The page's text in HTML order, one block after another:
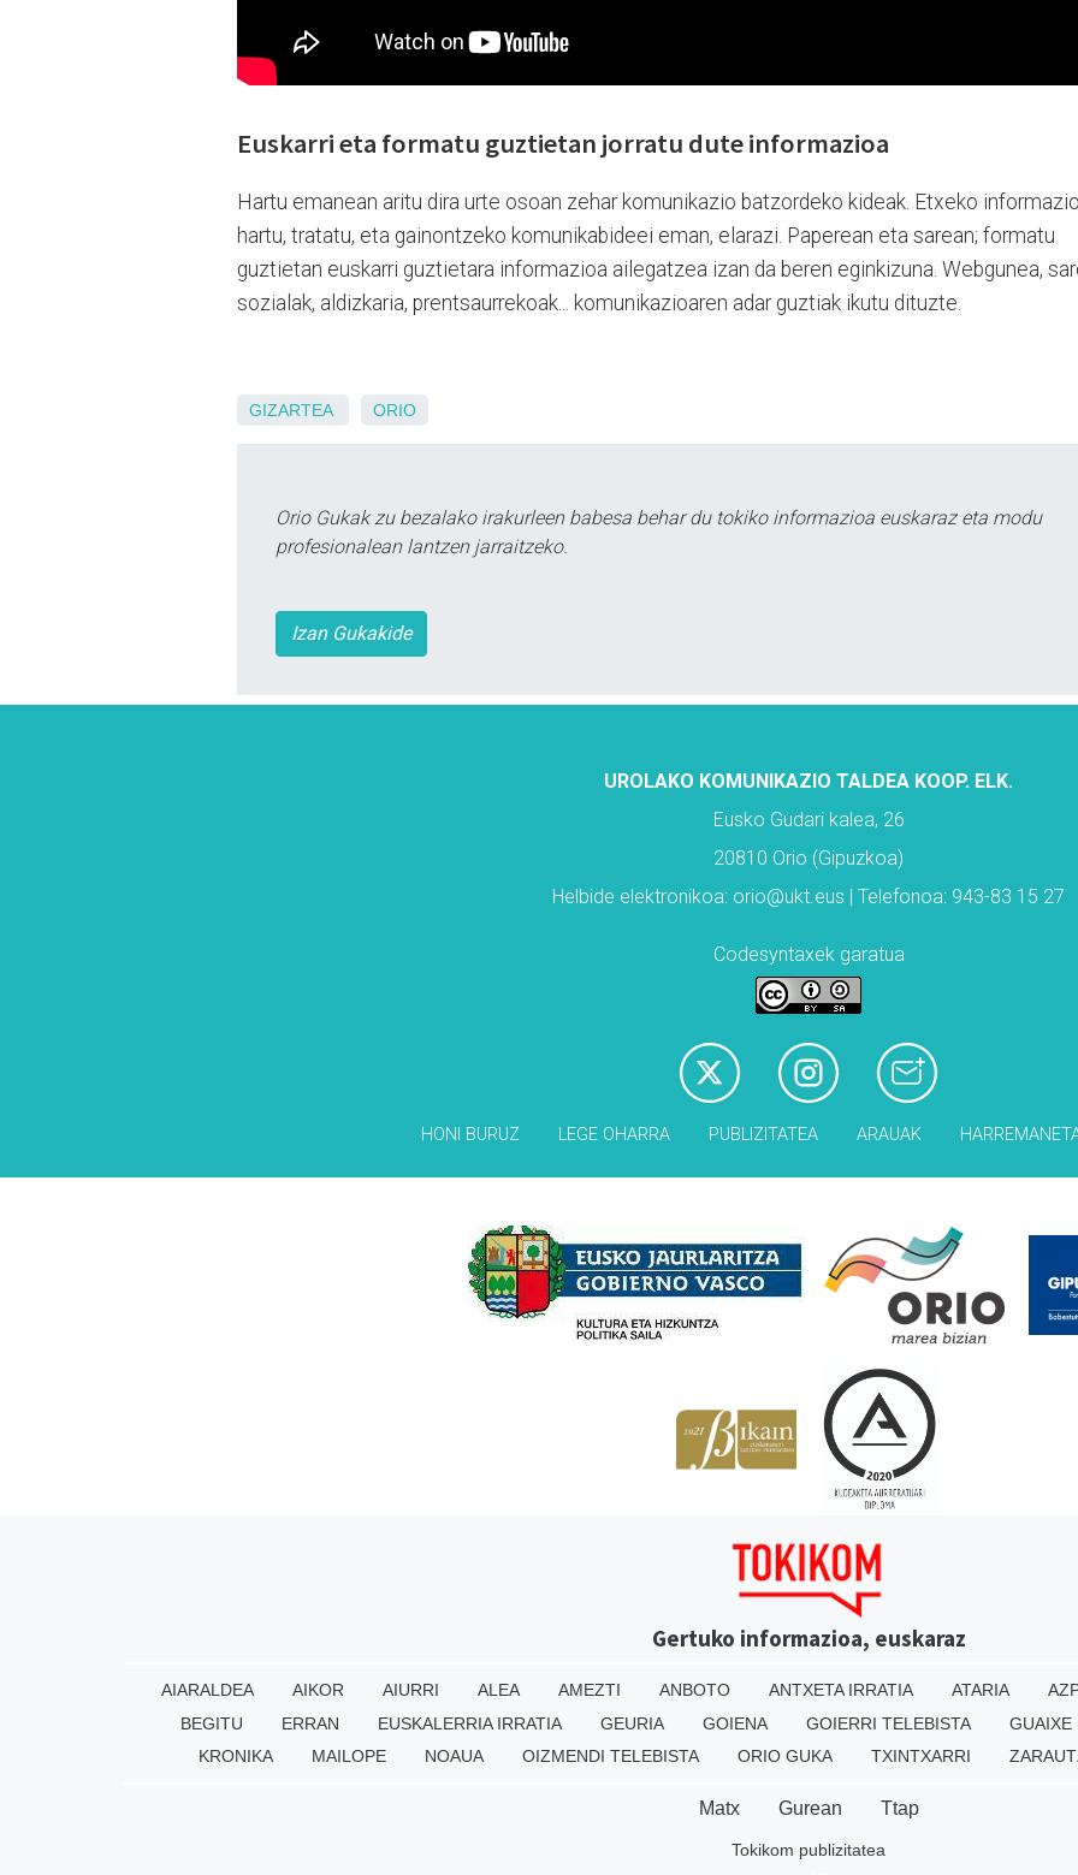
Euskarri eta formatu guztietan jorratu dute informazioa
Hartu emanean aritu dira urte osoan zehar komunikazio batzordeko kideak. Etxeko
hartu, tratatu, eta gainontzeko komunikabideei eman, elarazi. Paperean eta sarean; formatu
guztietan euskarri guztietara informazioa ailegatzea izan da beren eginkizuna. Webgunea,
sozialak, aldizkaria, prentsaurrekoak... komunikazioaren adar guztiak ikutu dituzte.
GIZARTEA ORIO
Orio Gukak zu bezalako irakurleen babesa behar du tokiko informazioa euskaraz eta modu
profesionalean lantzen jarraitzeko.
Izan Gukakide
UROLAKO KOMUNIKAZIO TALDEA KOOP. ELK.
Eusko Gudari kalea, 26
20810 Orio (Gipuzkoa)
Helbide elektronikoa: orio@ukt.eus | Telefonoa: 943-83 15 27
Codesyntaxek garatua
HONI BURUZ LEGE OHARRA PUBLIZITATEA ARAUAK
Gertuko informazioa, euskaraz
AIARALDEA AIKOR AIURRI ALEA AMEZTI ANBOTO ANTXETA IRRATIA ATARIA
BEGITU
ERRAN EUSKALERRIA IRRATIA GEURIA GOIENA GOIERRI TELEBISTA
GUAIXE
KRONIKA
MAILOPE NOAUA OIZMENDI TELEBISTA ORIO GUKA TXINTXARRI
Matx Gurean Ttap
Tokikom publizitatea